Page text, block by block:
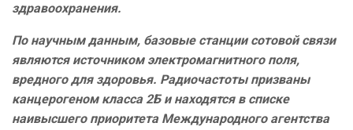
здравоохранения.
По научным данным, базовые станции сотовой связи
являются источником электромагнитного поля,
вредного для здоровья. Радиочастоты призваны
канцерогеном класса 2Б и находятся в списке
наивысшего приоритета Международного агентства